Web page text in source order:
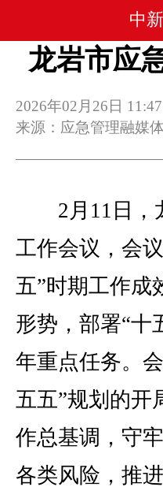
中
龙岩市应
2026年02月26日
来源：应急管理融媒
2月11日，
工作会议，会
五”时期工作成
形势，部署“十
年重点任务。
五五”规划的开
作总基调，守
各类风险，推